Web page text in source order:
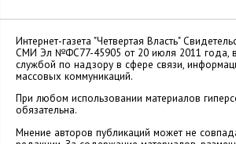
Интернет-газета "Четвертая Власть"
СМИ Эл №ФС77-45905 от 20 июля 2011 года,
службой по надзору в сфере связи,
массовых коммуникаций.
При любом использовании материалов
обязательна.
Мнение авторов публикаций может не